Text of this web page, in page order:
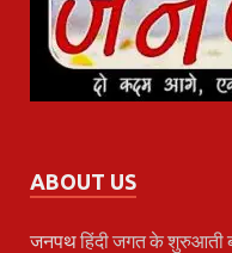
ABOUT US
जनपथहिंदी जगत के शुरुआती